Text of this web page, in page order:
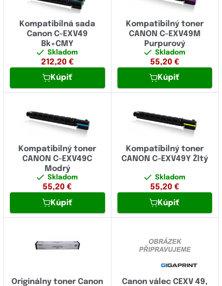
Kompatibilná sada
Canon C-EXV49
Bk+CMY
Skladom
212,20 €
Kúpiť
Kompatibilný toner
CANON C-EXV49M
Purpurový
Skladom
55,20 €
Kúpiť
Kompatibilný toner
CANON C-EXV49C
Modrý
Skladom
55,20 €
Kúpiť
Kompatibilný toner
CANON C-EXV49Y Žltý
Skladom
55,20 €
Kúpiť
Originálny toner Canon
Canon válec CEXV 49,